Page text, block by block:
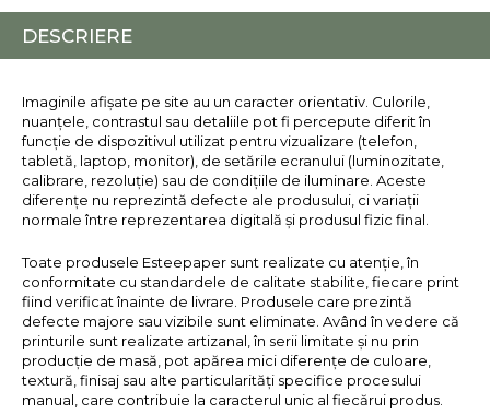
DESCRIERE
Imaginile afișate pe site au un caracter orientativ. Culorile,
nuanțele, contrastul sau detaliile pot fi percepute diferit în
funcție de dispozitivul utilizat pentru vizualizare (telefon,
tabletă, laptop, monitor), de setările ecranului (luminozitate,
calibrare, rezoluție) sau de condițiile de iluminare. Aceste
diferențe nu reprezintă defecte ale produsului, ci variații
normale între reprezentarea digitală și produsul fizic final.
Toate produsele Esteepaper sunt realizate cu atenție, în
conformitate cu standardele de calitate stabilite, fiecare print
fiind verificat înainte de livrare. Produsele care prezintă
defecte majore sau vizibile sunt eliminate. Având în vedere că
printurile sunt realizate artizanal, în serii limitate și nu prin
producție de masă, pot apărea mici diferențe de culoare,
textură, finisaj sau alte particularități specifice procesului
manual, care contribuie la caracterul unic al fiecărui produs.